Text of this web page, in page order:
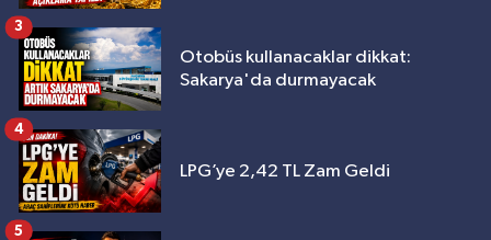
Otobüs kullanacaklar dikkat:
Sakarya'da durmayacak
3
LPG’ye 2,42 TL Zam Geldi
4
5